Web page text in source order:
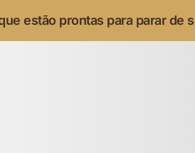
estão prontas para parar